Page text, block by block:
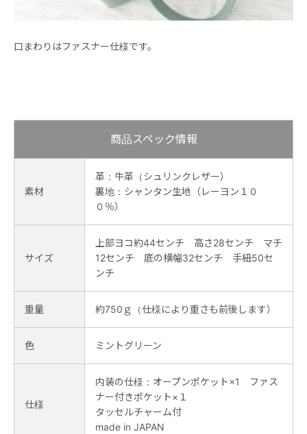
口まわりはファスナー仕様です。
商品スペック情報
素材
革：牛革（シュリンクレザー）
裏地：シャンタン生地（レーヨン１０
０％）
サイズ
上部ヨコ約44センチ 高さ28センチ マチ
12センチ 底の横幅32センチ 手紐50セ
ンチ
重量 約750ｇ（仕様により重さも前後します）
色 ミントグリーン
仕様
内装の仕様：オープンポケット×1 ファス
ナー付きポケット×１
タッセルチャーム付
made in JAPAN